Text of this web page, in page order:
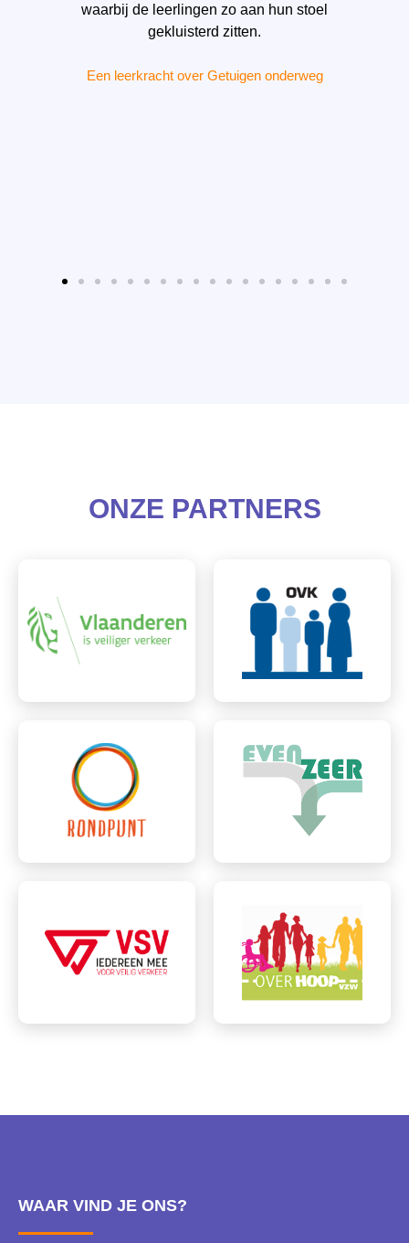
waarbij de leerlingen zo aan hun stoel
gekluisterd zitten.
Een leerkracht over Getuigen onderweg
ONZE PARTNERS
WAAR VIND JE ONS?